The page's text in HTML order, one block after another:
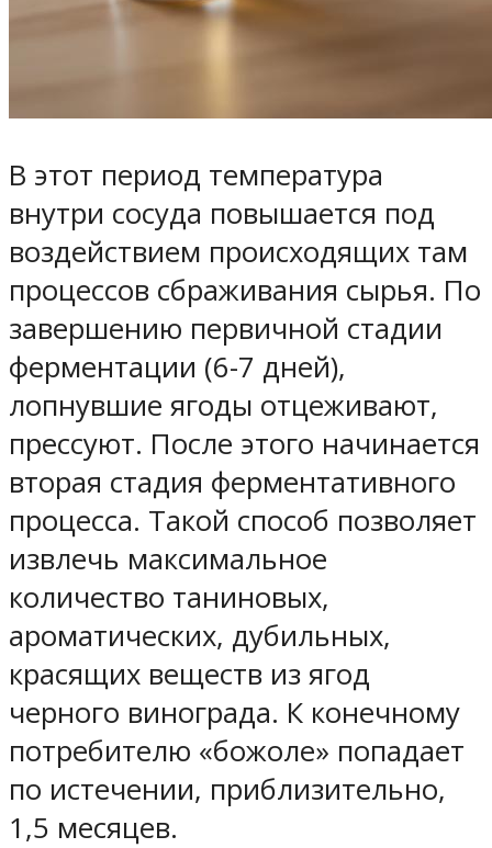
В этот период температура
внутри сосуда повышается под
воздействием происходящих там
процессов сбраживания сырья. По
завершению первичной стадии
ферментации (6-7 дней),
лопнувшие ягоды отцеживают,
прессуют. После этого начинается
вторая стадия ферментативного
процесса. Такой способ позволяет
извлечь максимальное
количество таниновых,
ароматических, дубильных,
красящих веществ из ягод
черного винограда. К конечному
потребителю «божоле» попадает
по истечении, приблизительно,
1,5 месяцев.